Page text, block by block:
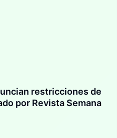
restricciones de
por Revista Semana